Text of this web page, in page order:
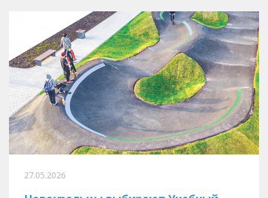
27.05.2026